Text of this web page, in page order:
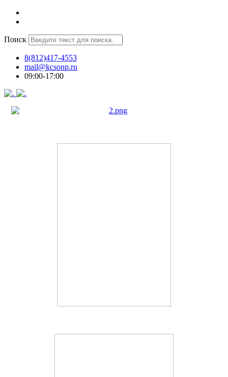
Поиск
8(812)417-4553
mail@kcsonp.ru
09:00-17:00